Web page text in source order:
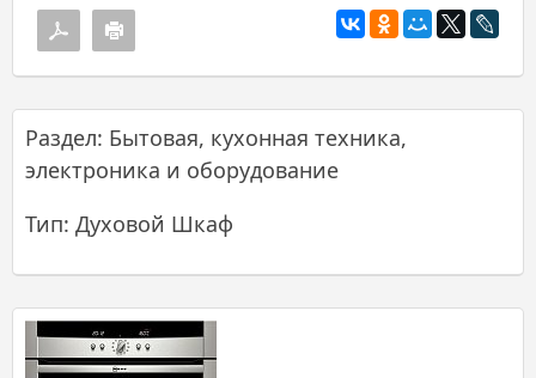
Раздел: Бытовая, кухонная техника,
электроника и оборудование
Тип: Духовой Шкаф